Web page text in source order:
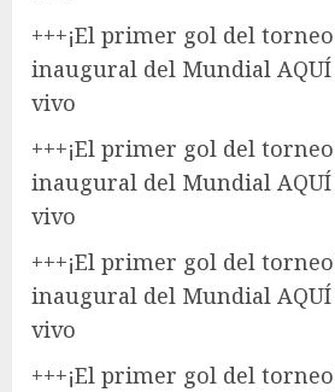
+++¡El primer gol del
inaugural del Mundial
vivo
+++¡El primer gol del
inaugural del Mundial
vivo
+++¡El primer gol del
inaugural del Mundial
vivo
+++¡El primer gol del